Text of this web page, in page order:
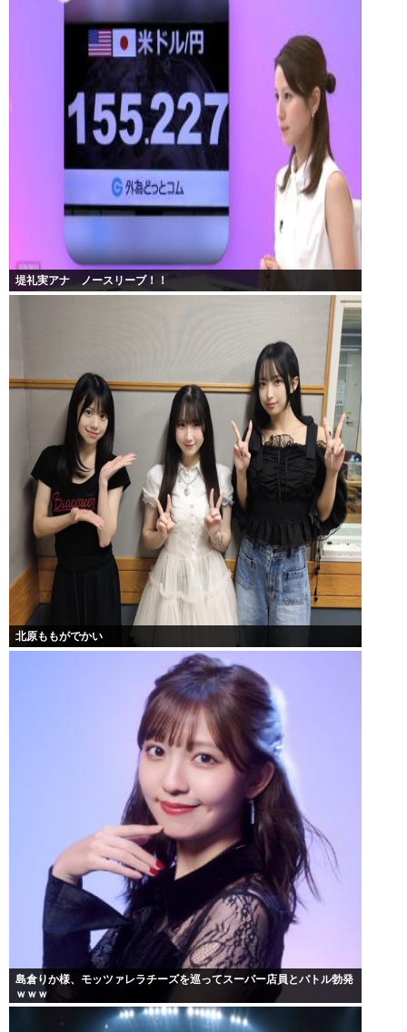
堤礼実アナ ノースリーブ！！
北原ももがでかい
島倉りか様、モッツァレラチーズを巡ってスーパー店員とバトル勃発
ｗｗｗ